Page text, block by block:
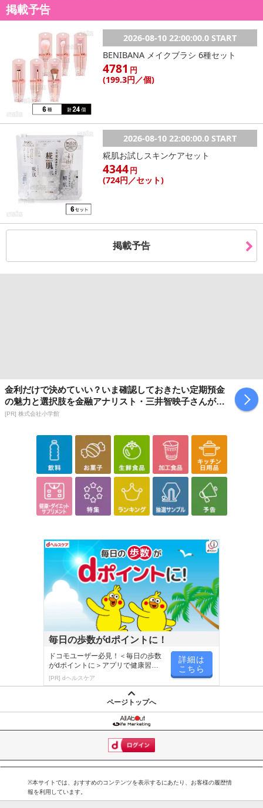
休業日
その他共通および商品カテゴリー別注意事項（※必ずご確認くだ
さい）
こちらの情報は2026-07-09 14:13:35.0 での情報となります。
掲載予告
2026-08-10 22:00:00.0 START
BENIBANA メイクブラシ 6種セット
4781 円
(199.3円 ／個)
2026-08-10 22:00:00.0 START
糀肌お試しスキンケアセット
4344円
(724円 ／セット)
掲載予告
金利だけで決めていい？いま確認しておきたい定期預金
の魅力と選択肢を金融アナリスト・三井智映子さんが解
説
[PR] 株式会社小学館
毎日の歩数がdポイントに！
ドコモユーザー必見！＜毎日の歩数
がdポイントに＞アプリで健康習慣
が楽しく続く
[PR] dヘルスケア
詳細は
こちら
ページトップへ
※本サイトでは、おすすめのコンテンツを表示するにあたり、お客様の履歴情
報を利用しています。